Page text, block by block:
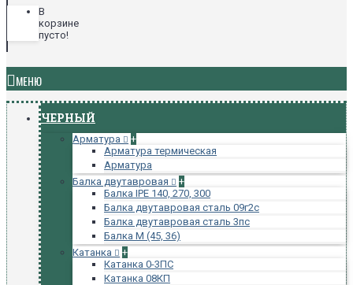
В
корзине
пусто!
МЕНЮ
ЧЕРНЫЙ
Арматура
+
Арматура термическая
Арматура
Балка двутавровая
+
Балка IPE 140, 270, 300
Балка двутавровая сталь 09г2с
Балка двутавровая сталь 3пс
Балка М (45, 36)
Катанка
+
Катанка 0-3ПС
Катанка 08КП